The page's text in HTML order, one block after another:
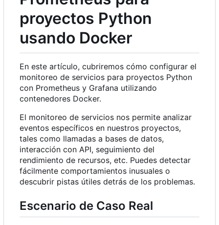
proyectos Python
usando Docker
En este artículo, cubriremos cómo configurar el
monitoreo de servicios para proyectos Python
con Prometheus y Grafana utilizando
contenedores Docker.
El monitoreo de servicios nos permite analizar
eventos específicos en nuestros proyectos,
tales como llamadas a bases de datos,
interacción con API, seguimiento del
rendimiento de recursos, etc. Puedes detectar
fácilmente comportamientos inusuales o
descubrir pistas útiles detrás de los problemas.
Escenario de Caso Real